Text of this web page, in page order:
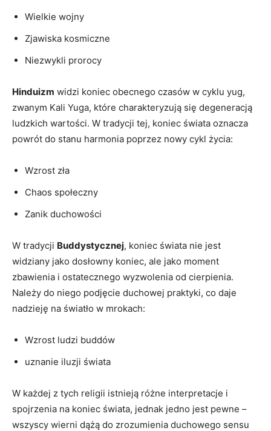
Wielkie wojny
Zjawiska ​kosmiczne
Niezwykli‌ prorocy
Hinduizm widzi koniec obecnego czasów ⁢w cyklu yug,
zwanym Kali Yuga, które charakteryzują się degeneracją⁤
ludzkich wartości.​ W tradycji tej, koniec świata⁣ oznacza
powrót do stanu harmonia poprzez nowy cykl życia:
Wzrost⁣ zła
Chaos społeczny
Zanik ‍duchowości
W tradycji Buddystycznej, ⁤koniec świata nie⁤ jest
widziany jako dosłowny ⁤koniec, ale ‌jako​ moment
zbawienia i⁢ ostatecznego‌ wyzwolenia od cierpienia.
Należy do ⁤niego podjęcie duchowej praktyki, co daje
nadzieję ⁤na światło w mrokach:
Wzrost ludzi buddów
uznanie iluzji ‌świata
W‍ każdej z⁣ tych religii istnieją różne ‌interpretacje i
spojrzenia na koniec⁣ świata, jednak jedno​ jest pewne –
wszyscy wierni dążą ⁤do ⁣zrozumienia duchowego sensu